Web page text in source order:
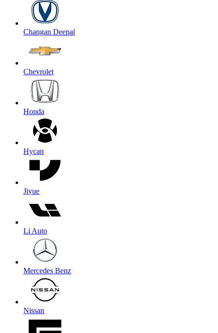
Changan Deepal
Chevrolet
Honda
Hycan
Jiyue
Li Auto
Mercedes Benz
Nissan